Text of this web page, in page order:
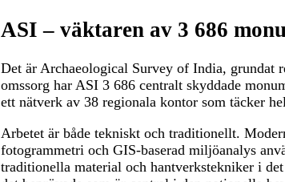
ASI – väktaren av 3 686
Det är Archaeological Survey of India, grundat
omssorg har ASI 3 686 centralt skyddade
ett nätverk av 38 regionala kontor som täcker
Arbetet är både tekniskt och traditionellt.
fotogrammetri och GIS-baserad miljöanalys
traditionella material och hantverkstekniker i